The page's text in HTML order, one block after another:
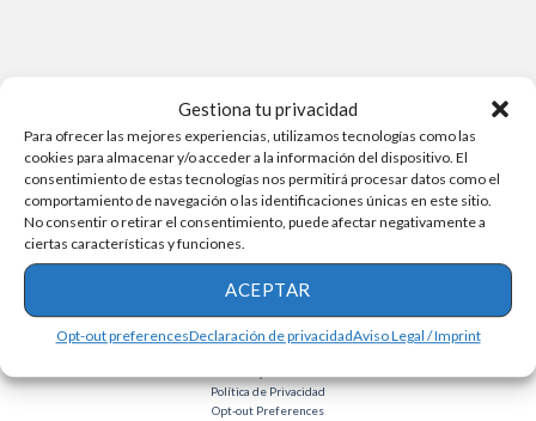
Gestiona tu privacidad
Para ofrecer las mejores experiencias, utilizamos tecnologías como las
cookies para almacenar y/o acceder a la información del dispositivo. El
consentimiento de estas tecnologías nos permitirá procesar datos como el
comportamiento de navegación o las identificaciones únicas en este sitio.
No consentir o retirar el consentimiento, puede afectar negativamente a
ciertas características y funciones.
ACEPTAR
Opt-out preferencesDeclaración de privacidadAviso Legal / Imprint
Política de Privacidad
Opt-out Preferences